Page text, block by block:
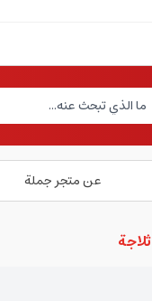
عن متجر جملة
ثلاجة